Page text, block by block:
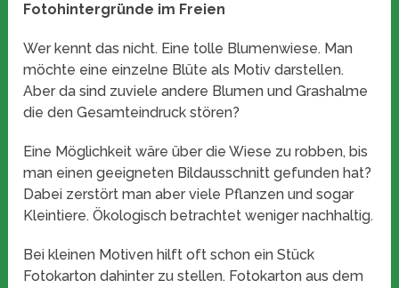
Fotohintergründe im Freien
Wer kennt das nicht. Eine tolle Blumenwiese. Man
möchte eine einzelne Blüte als Motiv darstellen.
Aber da sind zuviele andere Blumen und Grashalme
die den Gesamteindruck stören?
Eine Möglichkeit wäre über die Wiese zu robben, bis
man einen geeigneten Bildausschnitt gefunden hat?
Dabei zerstört man aber viele Pflanzen und sogar
Kleintiere. Ökologisch betrachtet weniger nachhaltig.
Bei kleinen Motiven hilft oft schon ein Stück
Fotokarton dahinter zu stellen. Fotokarton aus dem